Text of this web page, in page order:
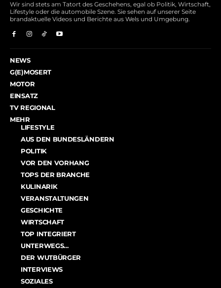
Wir sind stets am Tatort des Geschehens, egal ob Politik, Wirtschaft,
Lifestyle oder die automobile Szene. Sie sehen auf unserer Seite
brandaktuelle Videos und Berichte aus Wels und Umgebung.
NEWS
G(E)MOSERT
MOTOR
EINSATZ
TV REGIONAL
MEHR
LIFESTYLE
AUS DEN BUNDESLÄNDERN
POLITIK
VOR DEN VORHANG
TOPS DER BRANCHE
KULINARIK
VERANSTALTUNGEN
GESCHICHTE
WIRTSCHAFT
TOP INTEGRIERT
UNTERWEGS…
DER WUTBÜRGER
INTERVIEWS
SOZIALES